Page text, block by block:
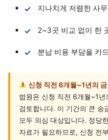
지나치게 저렴한 사
2~3곳 비교 없이 한
분납 비용 부담을 카
신청 직전 6개월~1년의
법원은 신청 직전 6개월~1
검토합니다. 이 기간의 큰 송
모두 의심 대상입니다. 정당
자료가 필요하므로, 신청 전